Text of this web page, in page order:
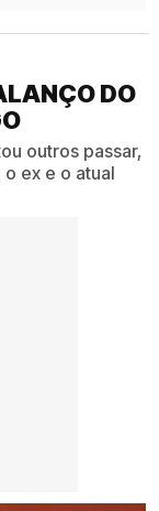
DO
outros passar,
ex e o atual